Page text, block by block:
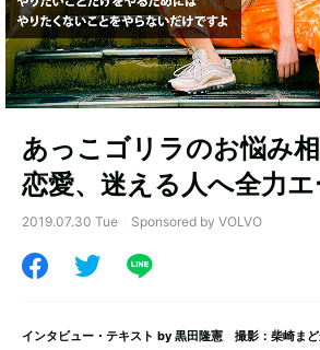
あっこゴリラのお悩み相
恋愛、迷える人へ全力
2019.07.30 Tue Sponsored by VOLVO
インタビュー・テキスト by 黒田隆憲 撮影：柴崎ま